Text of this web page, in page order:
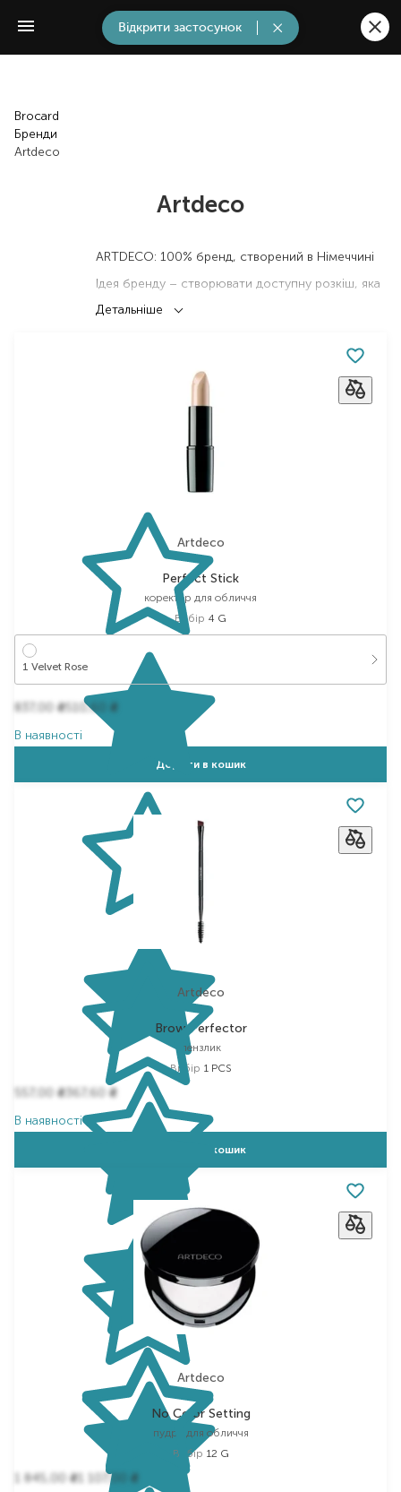
Brocard
Бренди
Artdeco
Artdeco
ARTDECO: 100% бренд, створений в Німеччині
Ідея бренду – створювати доступну розкіш, яка
дозволяє кожній жінці отримати найкращу якість
за доступною ціною.
Дякуючи широкому асортименту професійних
засобів, підкреслює індивідуальну красу кожної
ARTDECO – це незамінна частина щоденного
З ARTDECO ви виглядаєте краще. З ARTDECO ви
почуваєте себе краще. З ARTDECO ви більш
впевнені в собі. – ARTDECO наділяє вас силою!
Детальніше
Artdeco
Perfect Stick
коректор для обличчя
Вибір 4 G
1 Velvet Rose
837,00₴510,60
₴
В наявності
Додати в кошик
Artdeco
Brow Perfector
пензлик
Вибір 1 PCS
557,00₴ 367,60₴
В наявності
Додати в кошик
Artdeco
No Color Setting
пудра для обличчя
Вибір 12 G
1 845,00₴1 107,00
₴
Відкрити застосунок